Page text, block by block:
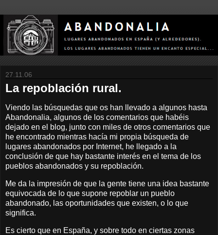
27.11.06
La repoblación rural.
Viendo las búsquedas que os han llevado a algunos hasta
Abandonalia, algunos de los comentarios que habéis
dejado en el blog, junto con miles de otros comentarios que
he encontrado mientras hacía mi propia búsqueda de
lugares abandonados por Internet, he llegado a la
conclusión de que hay bastante interés en el tema de los
pueblos abandonados y su repoblación.
Me da la impresión de que la gente tiene una idea bastante
equivocada de lo que supone repoblar un pueblo
abandonado, las oportunidades que existen, o lo que
significa.
Es cierto que en España, y sobre todo en ciertas zonas